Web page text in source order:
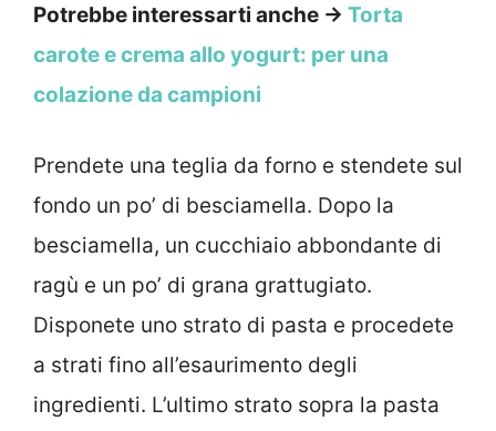
Potrebbe interessarti anche → Torta
carote e crema allo yogurt: per una
colazione da campioni
Prendete una teglia da forno e stendete sul
fondo un po’ di besciamella. Dopo la
besciamella, un cucchiaio abbondante di
ragù e un po’ di grana grattugiato.
Disponete uno strato di pasta e procedete
a strati fino all’esaurimento degli
ingredienti. L’ultimo strato sopra la pasta